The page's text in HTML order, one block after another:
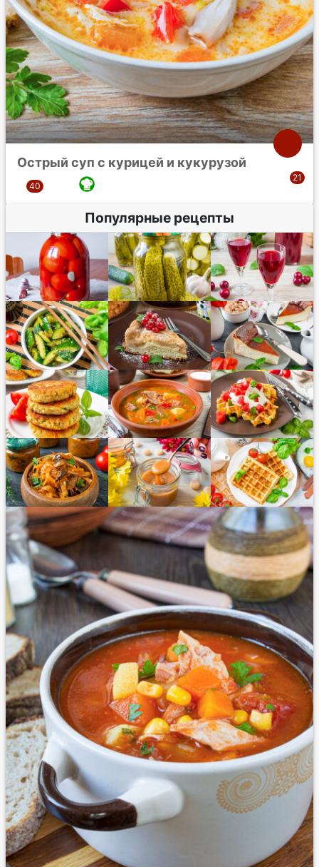
Острый суп с курицей и кукурузой
Популярные рецепты